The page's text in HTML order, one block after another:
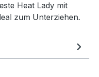
Heat Lady mit
zum Unterziehen.